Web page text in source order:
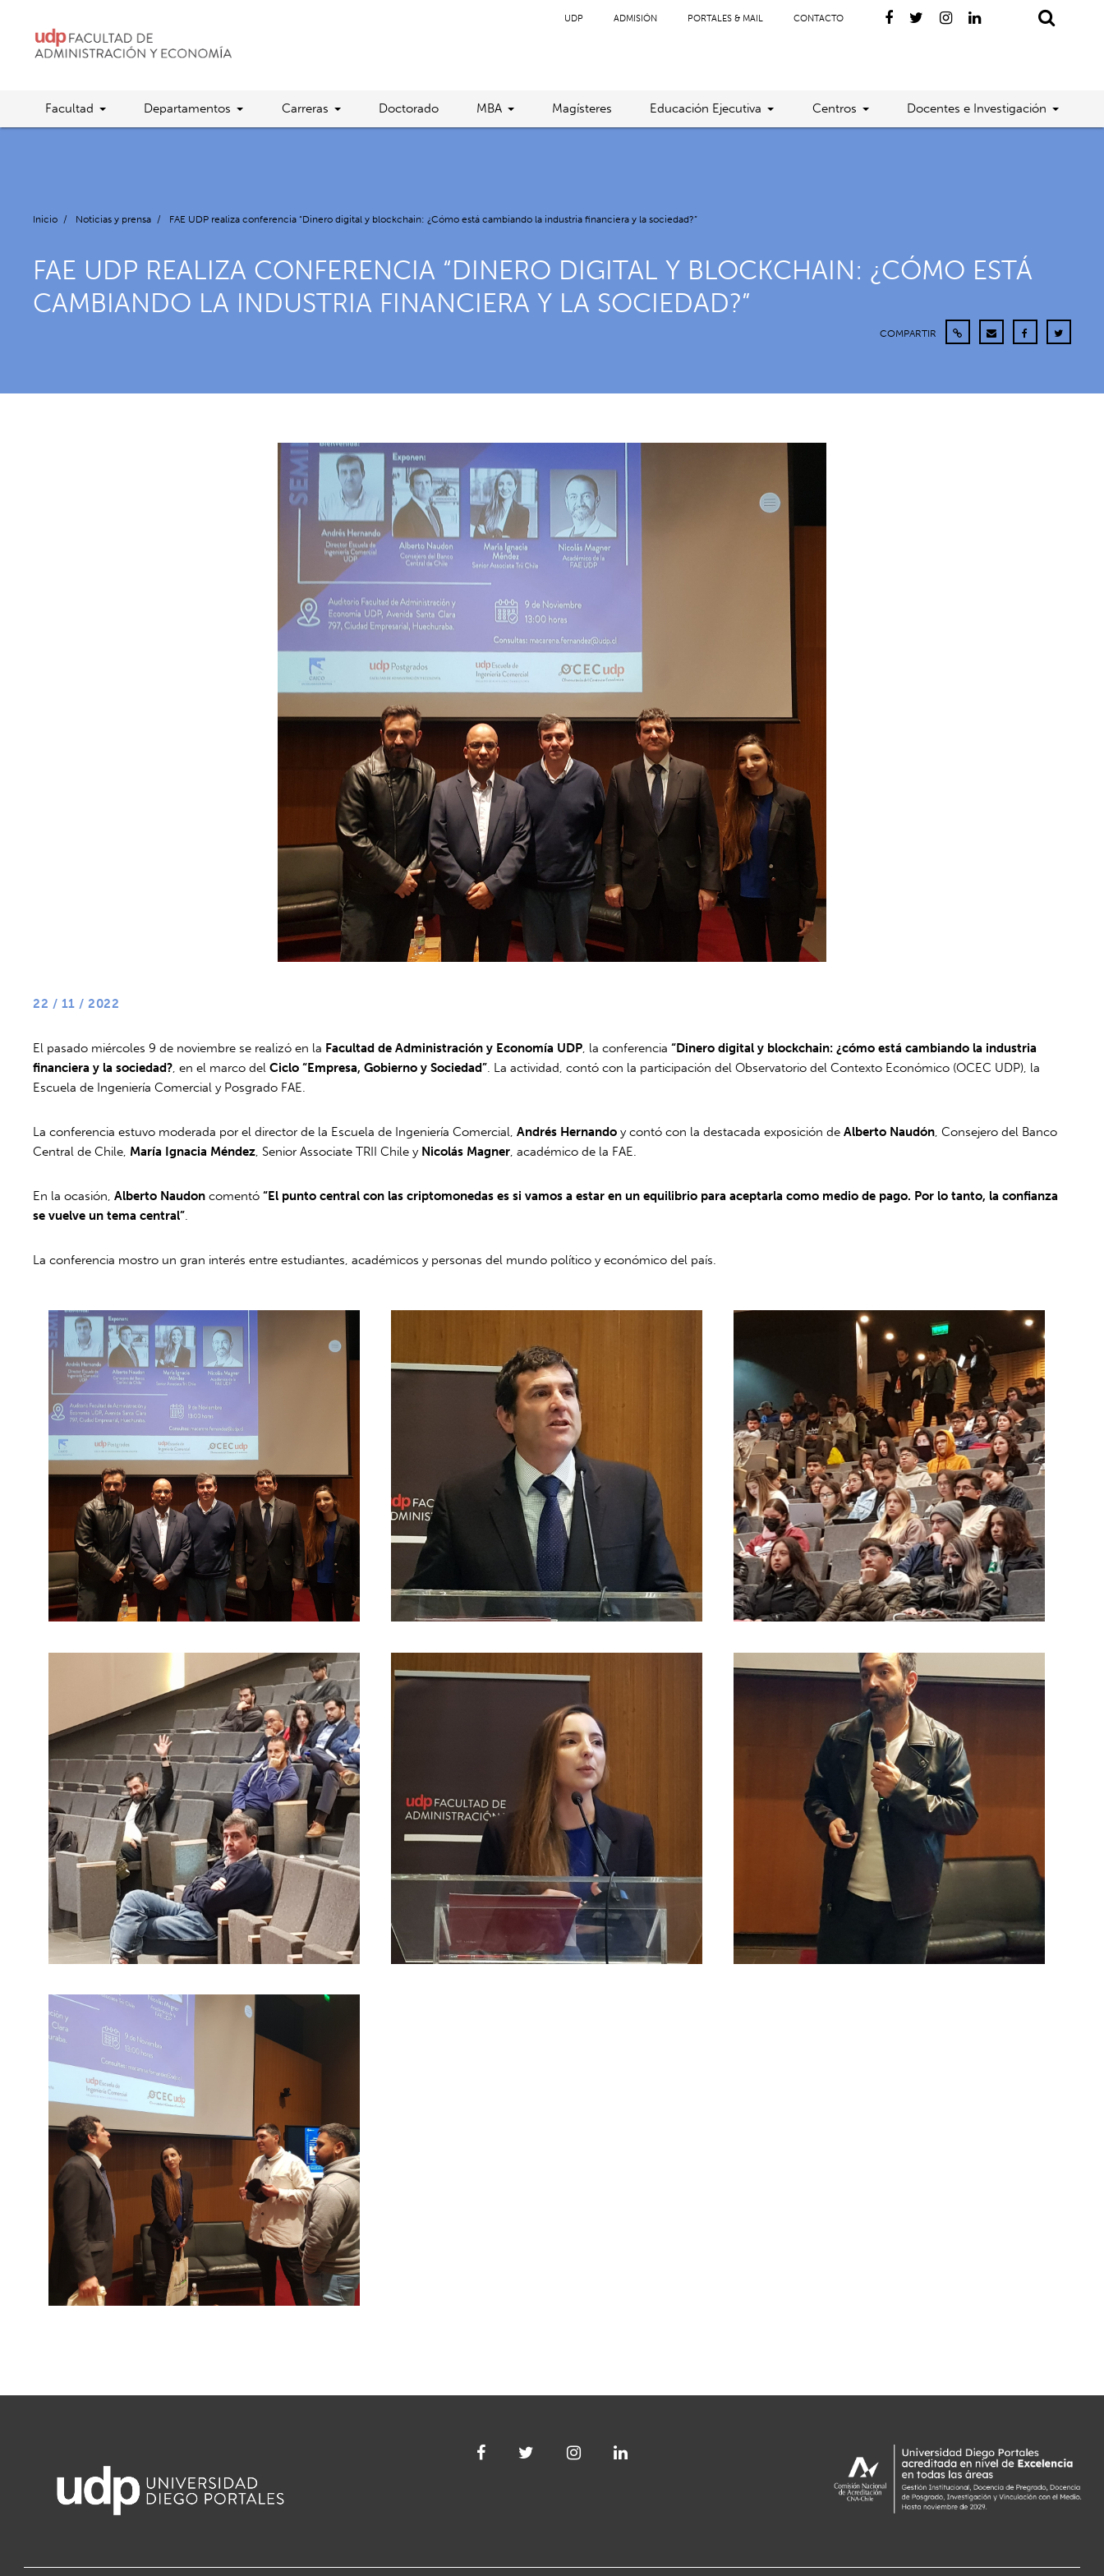
UDP ADMISIÓN PORTALES & MAIL CONTACTO
Facultad Departamentos Carreras Doctorado MBA Magísteres Educación Ejecutiva Centros Docentes e Investigación
Inicio / Noticias y prensa / FAE UDP realiza conferencia “Dinero digital y blockchain: ¿Cómo está cambiando la industria financiera y la sociedad?”
FAE UDP REALIZA CONFERENCIA “DINERO DIGITAL Y BLOCKCHAIN: ¿CÓMO ESTÁ
CAMBIANDO LA INDUSTRIA FINANCIERA Y LA SOCIEDAD?”
COMPARTIR
22 / 11 / 2022
El pasado miércoles 9 de noviembre se realizó en la Facultad de Administración y Economía UDP, la conferencia“Dinero digital y blockchain: ¿cómo está cambiando la industria
financiera y la sociedad?, en el marco delCiclo “Empresa, Gobierno y Sociedad”. La actividad, contó con la participación del Observatorio del Contexto Económico (OCEC UDP), la
Escuela de Ingeniería Comercial y Posgrado FAE.
La conferencia estuvo moderada por el director de la Escuela de Ingeniería Comercial,Andrés Hernando y contó con la destacada exposición deAlberto Naudón, Consejero del Banco
Central de Chile, María Ignacia Méndez, Senior Associate TRII Chile y Nicolás Magner, académico de la FAE.
En la ocasión,Alberto Naudon comentó“El punto central con las criptomonedas es si vamos a estar en un equilibrio para aceptarla como medio de pago. Por lo tanto, la confianza
se vuelve un tema central”.
La conferencia mostro un gran interés entre estudiantes, académicos y personas del mundo político y económico del país.